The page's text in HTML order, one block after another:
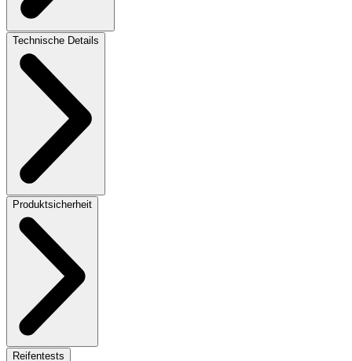
Technische Details
Produktsicherheit
Reifentests